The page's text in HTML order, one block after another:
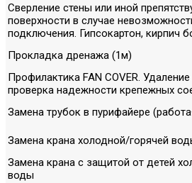
Сверление стены или иной
поверхности в случае
подключения. Гипсокартон, кирпич
Прокладка дренажа (1м)
Профилактика FAN COVER. Удаление
проверка надежности крепежных
Замена трубок в пурифайере
Замена крана холодной/горячей
Замена крана с защитой от детей
воды